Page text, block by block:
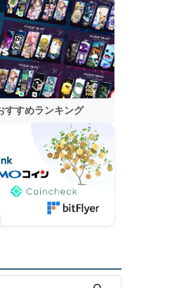
すすめランキング